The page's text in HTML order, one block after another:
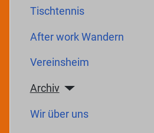
Tischtennis
After work Wandern
Vereinsheim
Archiv
Wir über uns